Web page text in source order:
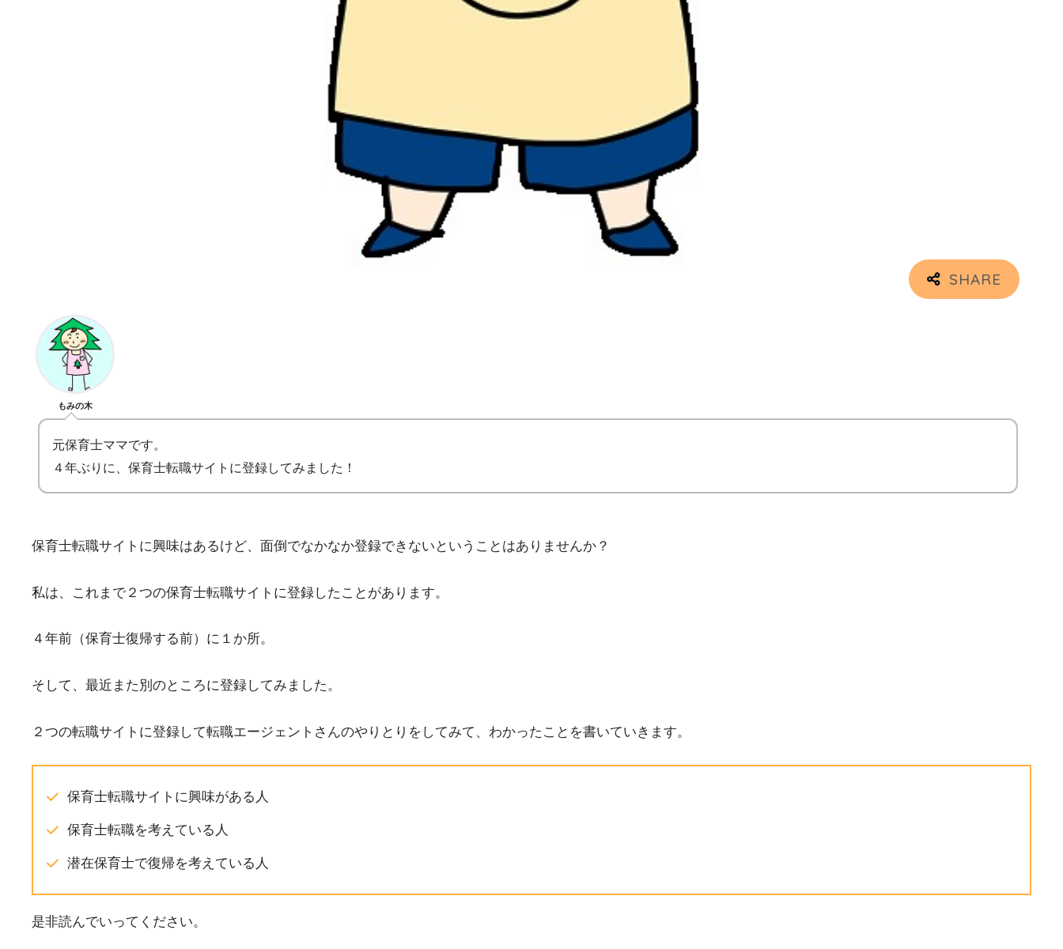
もみの木
元保育士ママです。
４年ぶりに、保育士転職サイトに登録してみました！
保育士転職サイトに興味はあるけど、面倒でなかなか登録できないということはありませんか？
私は、これまで２つの保育士転職サイトに登録したことがあります。
４年前（保育士復帰する前）に１か所。
そして、最近また別のところに登録してみました。
２つの転職サイトに登録して転職エージェントさんのやりとりをしてみて、わかったことを書いていきます。
保育士転職サイトに興味がある人
保育士転職を考えている人
潜在保育士で復帰を考えている人
是非読んでいってください。